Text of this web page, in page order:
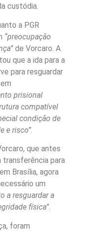
custódia.
a PGR
“preocupação
de Vorcaro. A
que a ida para a
para resguardar
prisional
compatível
condição de
e risco”
que antes
transferência para
Brasília, agora
um
a resguardar a
física”.
foram